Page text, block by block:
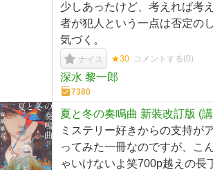
少しあったけど、考えれば考
者が犯人という一点は否定の
気づく。
ナイス ★30 コメントする(0)
深水 黎一郎
7380
夏と冬の奏鳴曲 新装改訂版 (
ミステリー好きからの支持が
ってみた一冊なのですが、こ
ゃいけないよ笑700p越えの長